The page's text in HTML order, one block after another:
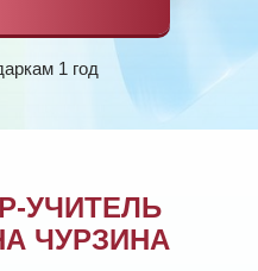
1 год
УЧИТЕЛЬ
ЧУРЗИНА